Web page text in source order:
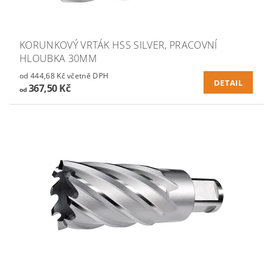
KORUNKOVÝ VRTÁK HSS SILVER, PRACOVNÍ
HLOUBKA 30MM
od 444,68 Kč včetně DPH
od367,50 Kč DETAIL